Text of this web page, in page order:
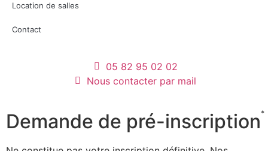
Location de salles
Contact
05 82 95 02 02
Nous contacter par mail
Demande de pré-inscription *